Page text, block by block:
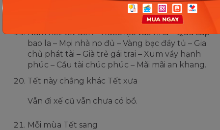
rồng hay là tôm, dù đang bia ôm hay trà đá, …
Năm hết tết đến – Rước lộc vào nhà – Quà cáp
bao la – Mọi nhà no đủ – Vàng bạc đầy tủ – Gia
chủ phát tài – Già trẻ gái trai – Xum vầy hạnh
phúc – Cầu tài chúc phúc – Mãi mãi an khang.
Tết này chẳng khác Tết xưa
Vẫn đi xế cũ vẫn chưa có bồ.
Mỗi mùa Tết sang